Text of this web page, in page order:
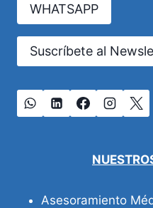
WHATSAPP
Suscríbete al
Asesoramiento